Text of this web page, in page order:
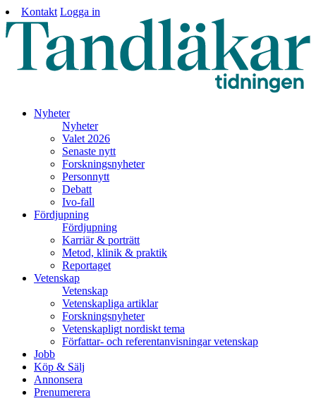
Kontakt Logga in
Nyheter
Nyheter
Valet 2026
Senaste nytt
Forskningsnyheter
Personnytt
Debatt
Ivo-fall
Fördjupning
Fördjupning
Karriär & porträtt
Metod, klinik & praktik
Reportaget
Vetenskap
Vetenskap
Vetenskapliga artiklar
Forskningsnyheter
Vetenskapligt nordiskt tema
Författar- och referentanvisningar vetenskap
Jobb
Köp & Sälj
Annonsera
Prenumerera